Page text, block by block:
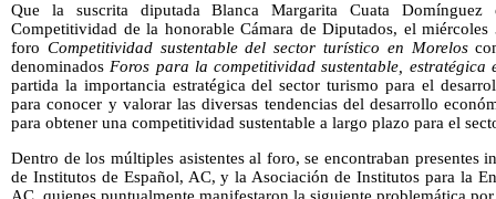
Que la suscrita diputada Blanca Margarita Cuata
Competitividad de la honorable Cámara de Diputados, el
foro Competitividad sustentable del sector turístico en Morelos
denominadosForos para la competitividad sustentable, estratégica
partida la importancia estratégica del sector turismo para el
para conocer y valorar las diversas tendencias del desarrollo
para obtener una competitividad sustentable a largo plazo para el
Dentro de los múltiples asistentes al foro, se encontraban presentes
de Institutos de Español, AC, y la Asociación de Institutos para la